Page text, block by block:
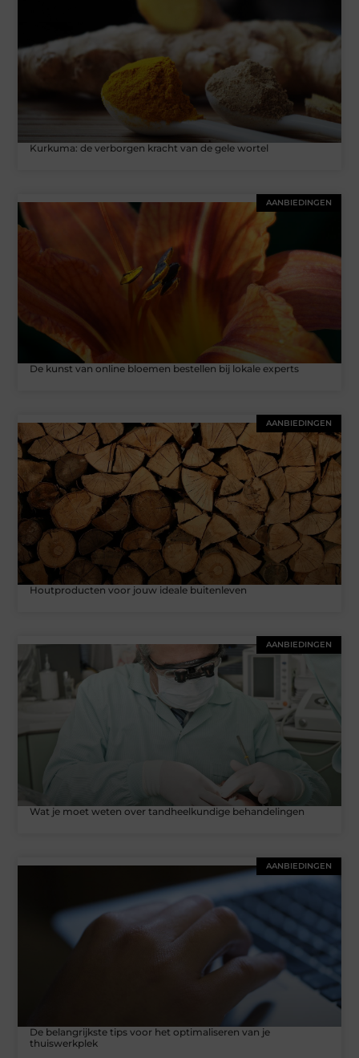
Kurkuma: de verborgen kracht van de gele wortel
AANBIEDINGEN
De kunst van online bloemen bestellen bij lokale experts
AANBIEDINGEN
Houtproducten voor jouw ideale buitenleven
AANBIEDINGEN
Wat je moet weten over tandheelkundige behandelingen
AANBIEDINGEN
De belangrijkste tips voor het optimaliseren van je
thuiswerkplek